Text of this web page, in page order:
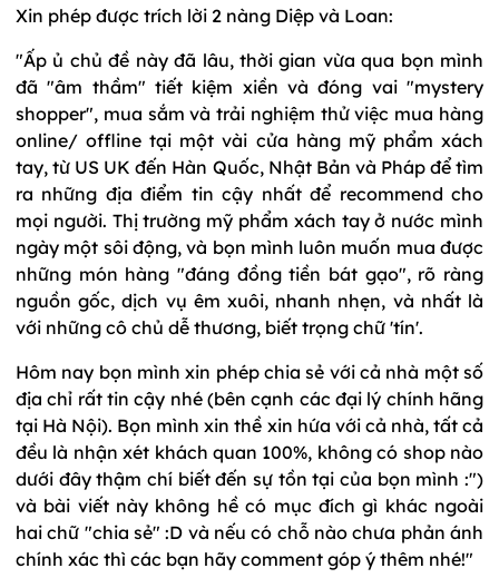
Xin phép được trích lời 2 nàng Diệp và Loan:
"Ấp ủ chủ đề này đã lâu, thời gian vừa qua bọn mình
đã "âm thầm" tiết kiệm xiền và đóng vai "mystery
shopper", mua sắm và trải nghiệm thử việc mua hàng
online/ offline tại một vài cửa hàng mỹ phẩm xách
tay, từ US UK đến Hàn Quốc, Nhật Bản và Pháp để tìm
ra những địa điểm tin cậy nhất để recommend cho
mọi người. Thị trường mỹ phẩm xách tay ở nước mình
ngày một sôi động, và bọn mình luôn muốn mua được
những món hàng "đáng đồng tiền bát gạo", rõ ràng
nguồn gốc, dịch vụ êm xuôi, nhanh nhẹn, và nhất là
với những cô chủ dễ thương, biết trọng chữ 'tín'.
Hôm nay bọn mình xin phép chia sẻ với cả nhà một số
địa chỉ rất tin cậy nhé (bên cạnh các đại lý chính hãng
tại Hà Nội). Bọn mình xin thề xin hứa với cả nhà, tất cả
đều là nhận xét khách quan 100%, không có shop nào
dưới đây thậm chí biết đến sự tồn tại của bọn mình :")
và bài viết này không hề có mục đích gì khác ngoài
hai chữ "chia sẻ" :D và nếu có chỗ nào chưa phản ánh
chính xác thì các bạn hãy comment góp ý thêm nhé!"